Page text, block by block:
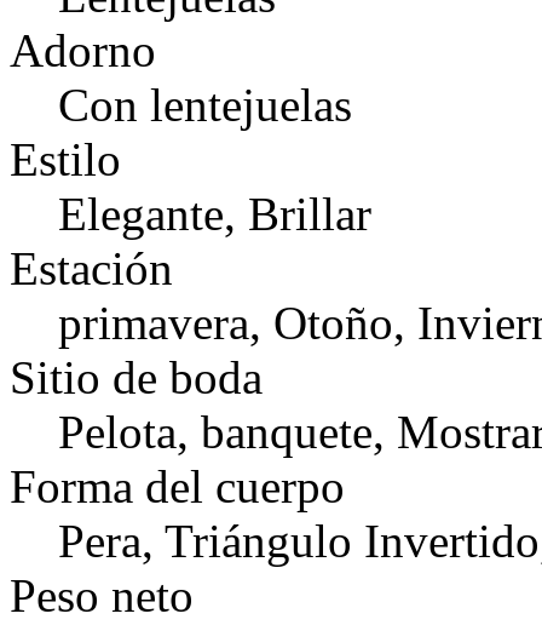
Adorno
Con lentejuelas
Estilo
Elegante, Brillar
Estación
primavera, Otoño,
Sitio de boda
Pelota, banquete,
Forma del cuerpo
Pera, Triángulo
Peso neto